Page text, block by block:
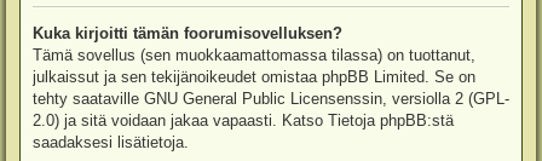
Kuka kirjoitti tämän foorumisovelluksen?
Tämä sovellus (sen muokkaamattomassa tilassa) on tuottanut,
julkaissut ja sen tekijänoikeudet omistaa phpBB Limited . Se on
tehty saataville GNU General Public Licensenssin, versiolla 2 (GPL-
2.0) ja sitä voidaan jakaa vapaasti. Katso Tietoja phpBB:stä
saadaksesi lisätietoja.